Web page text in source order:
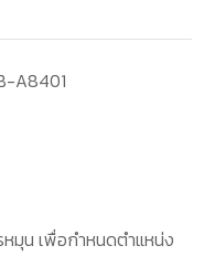
A8401
น เพื่อกำหนดตำแหน่ง